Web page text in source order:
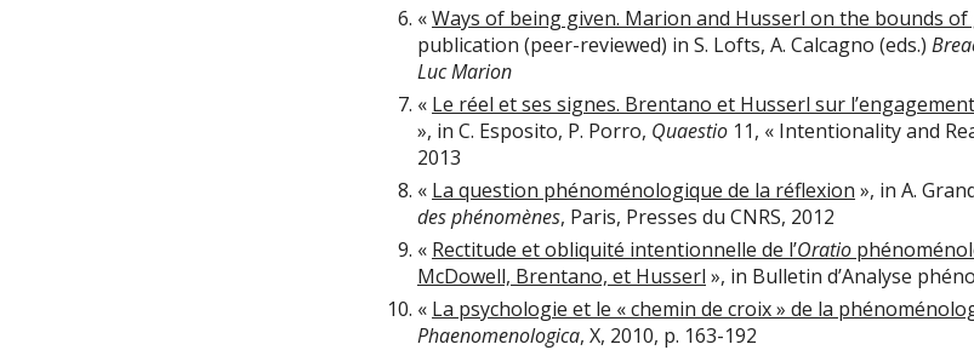
«Ways of being given. Marion and Husserl on the bounds of
publication (peer-reviewed) in S. Lofts, A. Calcagno (eds.)
Luc Marion
« Le réel et ses signes. Brentano et Husserl sur
», in C. Esposito, P. Porro, Quaestio 11, « Intentionality and
2013
« La question phénoménologique de la réflexion », in A.
des phénomènes, Paris, Presses du CNRS, 2012
« Rectitude et obliquité intentionnelle de l’Oratio
McDowell, Brentano, et Husserl », in Bulletin d’Analyse
« La psychologie et le « chemin de croix » de la
Phaenomenologica, X, 2010, p. 163-192